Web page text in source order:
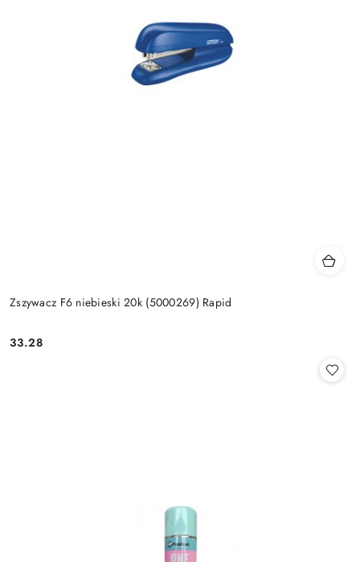
Zszywacz F6 niebieski 20k (5000269) Rapid
Cena:
33.28